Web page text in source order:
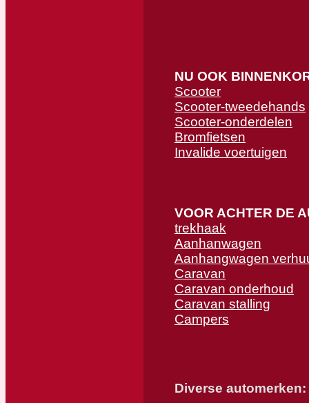
NU OOK
Scooter
Scooter-tweedehands
Scooter-onderdelen
Bromfietsen
Invalide voertuigen
VOOR ACHTER DE
trekhaak
Aanhanwagen
Aanhangwagen
Caravan
Caravan onderhoud
Caravan stalling
Campers
Diverse automerken: